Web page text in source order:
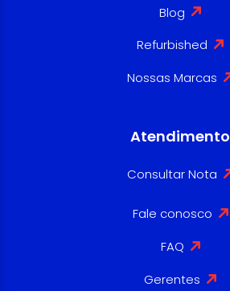
Blog
Refurbished
Nossas Marcas
Atendimento
Consultar Nota
Fale conosco
FAQ
Gerentes